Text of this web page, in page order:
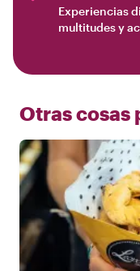
Experiencias
multitudes y
Otras cosas